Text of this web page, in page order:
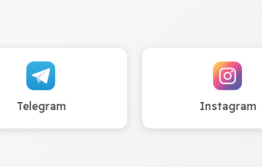
Instagram
Telegram